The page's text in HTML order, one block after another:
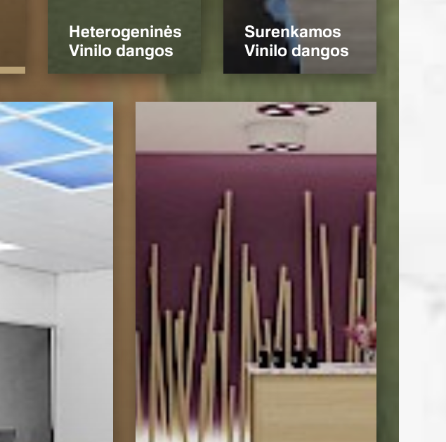
Heterogeninės
Vinilo dangos
Surenkamos
Vinilo dangos